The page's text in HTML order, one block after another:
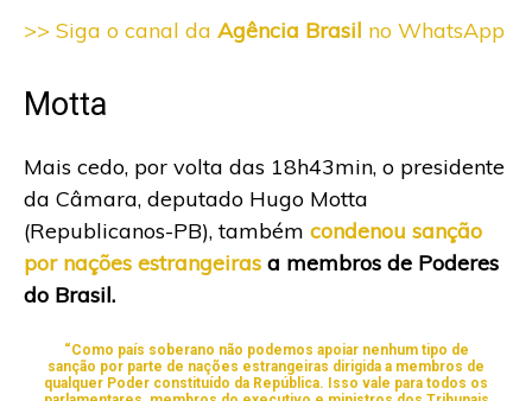
>> Siga o canal da Agência Brasil no WhatsApp
Motta
Mais cedo, por volta das 18h43min, o presidente
da Câmara, deputado Hugo Motta
(Republicanos-PB), também condenou sanção
por nações estrangeiras a membros de Poderes
do Brasil.
“Como país soberano não podemos apoiar nenhum tipo de
sanção por parte de nações estrangeiras dirigida a membros de
qualquer Poder constituído da República. Isso vale para todos os